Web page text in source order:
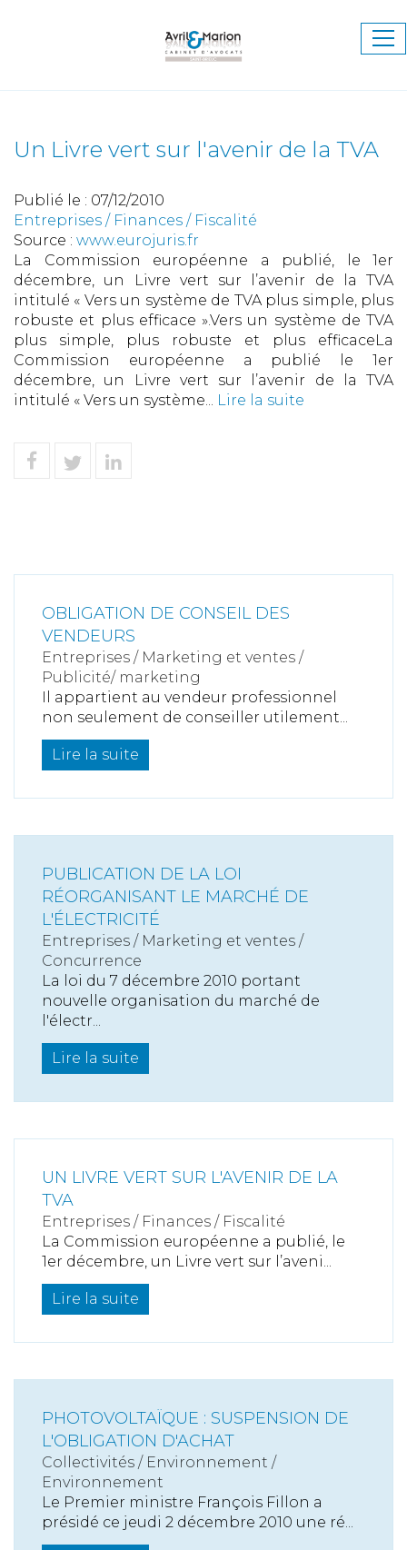
Un Livre vert sur l'avenir de la TVA
Publié le : 07/12/2010
Entreprises / Finances / Fiscalité
Source : www.eurojuris.fr
La Commission européenne a publié, le 1er
décembre, un Livre vert sur l’avenir de la TVA
intitulé « Vers un système de TVA plus simple, plus
robuste et plus efficace ».Vers un système de TVA
plus simple, plus robuste et plus efficaceLa
Commission européenne a publié le 1er
décembre, un Livre vert sur l’avenir de la TVA
intitulé « Vers un système... Lire la suite
OBLIGATION DE CONSEIL DES
VENDEURS
Entreprises / Marketing et ventes /
Publicité/ marketing
Il appartient au vendeur professionnel
non seulement de conseiller utilement...
Lire la suite
PUBLICATION DE LA LOI
RÉORGANISANT LE MARCHÉ DE
L'ÉLECTRICITÉ
Entreprises / Marketing et ventes /
Concurrence
La loi du 7 décembre 2010 portant
nouvelle organisation du marché de
l'électr...
Lire la suite
UN LIVRE VERT SUR L'AVENIR DE LA
TVA
Entreprises / Finances / Fiscalité
La Commission européenne a publié, le
1er décembre, un Livre vert sur l’aveni...
Lire la suite
PHOTOVOLTAÏQUE : SUSPENSION DE
L'OBLIGATION D'ACHAT
Collectivités / Environnement /
Environnement
Le Premier ministre François Fillon a
présidé ce jeudi 2 décembre 2010 une ré...